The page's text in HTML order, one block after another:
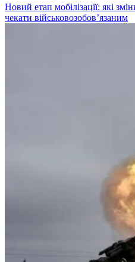
Новий етап мобілізації: які
чекати військовозобов’язаним